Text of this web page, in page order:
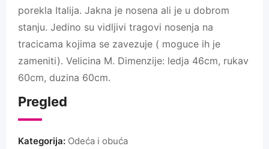
porekla Italija. Jakna je nosena ali je u dobrom
stanju. Jedino su vidljivi tragovi nosenja na
tracicama kojima se zavezuje ( moguce ih je
zameniti). Velicina M. Dimenzije: ledja 46cm, rukav
60cm, duzina 60cm.
Pregled
Kategorija: Odeća i obuća